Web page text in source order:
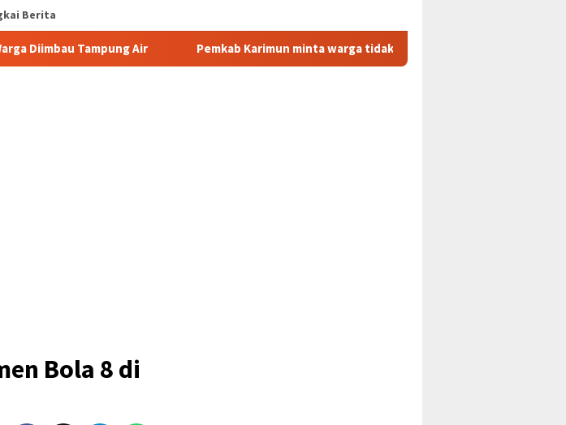
Berita
Air Pemkab Karimun minta warga tidak terpancing isu liar terkait sedimen pasir laut
Bola 8 di